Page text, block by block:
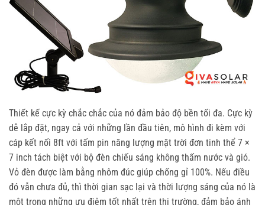
Thiết kế cực kỳ chắc chắc của nó đảm bảo độ bền tối đa. Cực kỳ
dễ lắp đặt, ngay cả với những lần đầu tiên, mô hình đi kèm với
cáp kết nối 8ft với tấm pin năng lượng mặt trời đơn tinh thể 7 ×
7 inch tách biệt với bộ đèn chiếu sáng không thấm nước và gió.
Vỏ đèn được làm bằng nhôm đúc giúp chống gỉ 100%. Nếu điều
đó vẫn chưa đủ, thì thời gian sạc lại và thời lượng sáng của nó là
một trong những ưu điêm tốt nhất trên thị trường, đảm bảo ánh